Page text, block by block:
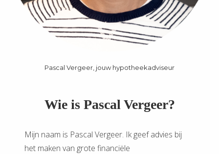
Pascal Vergeer, jouw hypotheekadviseur
Wie is Pascal Vergeer?
Mijn naam is Pascal Vergeer. Ik geef advies bij
het maken van grote financiële